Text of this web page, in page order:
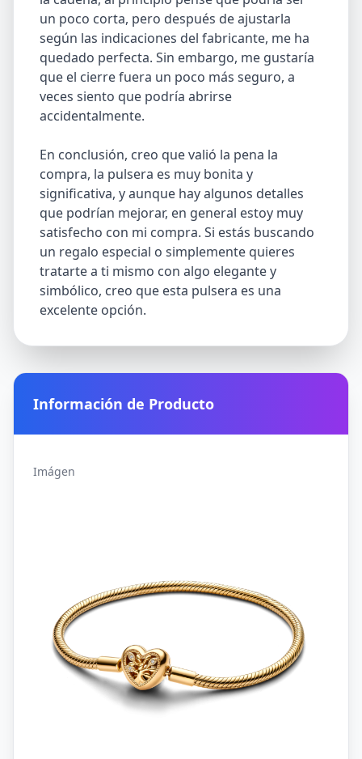
un poco corta, pero después de ajustarla
según las indicaciones del fabricante, me ha
quedado perfecta. Sin embargo, me gustaría
que el cierre fuera un poco más seguro, a
veces siento que podría abrirse
accidentalmente.
En conclusión, creo que valió la pena la
compra, la pulsera es muy bonita y
significativa, y aunque hay algunos detalles
que podrían mejorar, en general estoy muy
satisfecho con mi compra. Si estás buscando
un regalo especial o simplemente quieres
tratarte a ti mismo con algo elegante y
simbólico, creo que esta pulsera es una
excelente opción.
Información de Producto
Imágen